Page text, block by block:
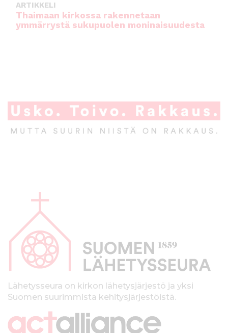
ARTIKKELI
Thaimaan kirkossa rakennetaan
ymmärrystä sukupuolen moninaisuudesta
p
kLähetysseura on kirkon lähetysjärjestö ja yksi
Suomen suurimmista kehitysjärjestöistä.